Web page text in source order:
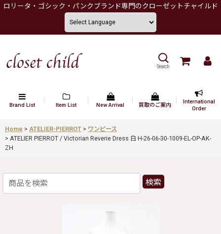
ロリータ・ゴシック・パンクブランド専門のクローゼットチャイルド
Search
Brand List Item List New Arrival 買取のご案内
International
Order
Home > ATELIER-PIERROT > ワンピース
> ATELIER PIERROT / Victorian Reverie Dress 白 H-26-06-30-1009-EL-OP-AK-
ZH
検索